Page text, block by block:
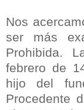
Nos
ser más
Prohibida.
febrero de
hijo del
Procedente